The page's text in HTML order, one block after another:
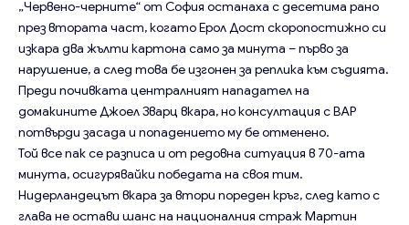
„Червено-черните“ от София останаха с десетима рано
през втората част, когато Ерол Дост скоропостижно си
изкара два жълти картона само за минута – първо за
нарушение, а след това бе изгонен за реплика към съдията.
Преди почивката централният нападател на
домакините Джоел Зварц вкара, но консултация с ВАР
потвърди засада и попадението му бе отменено.
Той все пак се разписа и от редовна ситуация в 70-ата
минута, осигурявайки победата на своя тим.
Нидерландецът вкара за втори пореден кръг, след като с
глава не остави шанс на националния страж Мартин